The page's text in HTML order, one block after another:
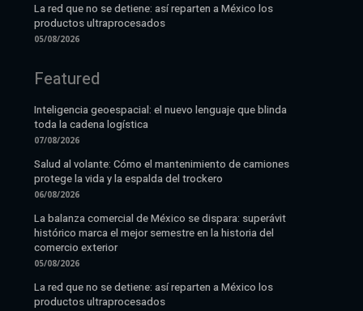
La red que no se detiene: así reparten a México los
productos ultraprocesados
05/08/2026
Featured
Inteligencia geoespacial: el nuevo lenguaje que blinda
toda la cadena logística
07/08/2026
Salud al volante: Cómo el mantenimiento de camiones
protege la vida y la espalda del trockero
06/08/2026
La balanza comercial de México se dispara: superávit
histórico marca el mejor semestre en la historia del
comercio exterior
05/08/2026
La red que no se detiene: así reparten a México los
productos ultraprocesados